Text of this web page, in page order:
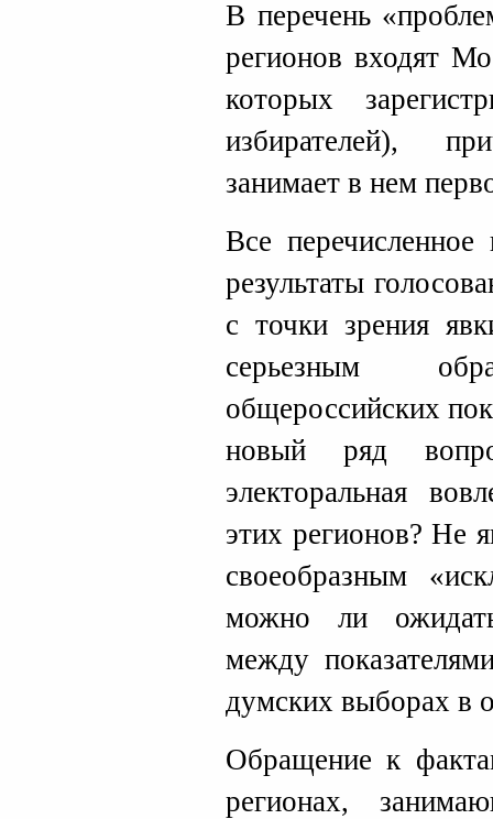
В перечень
регионов входят
которых
избирателей),
занимает в нем
Все перечисленное
результаты
с точки зрения
серьезным
общероссийских
новый ряд
электоральная
этих регионов? Не
своеобразным
можно ли
между
думских выборах в
Обращение к
регионах,